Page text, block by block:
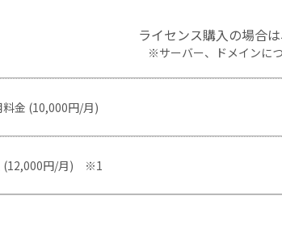
ライセンス購入の場合
※サーバー、ドメインに
金 (10,000円/月)
(12,000円/月) ※1